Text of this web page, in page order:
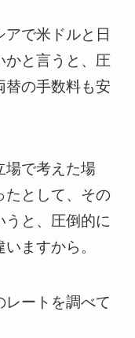
で米ドルと日
かと言うと、圧
替の手数料も安
で考えた場
たとして、その
うと、圧倒的に
ますから。
レートを調べて